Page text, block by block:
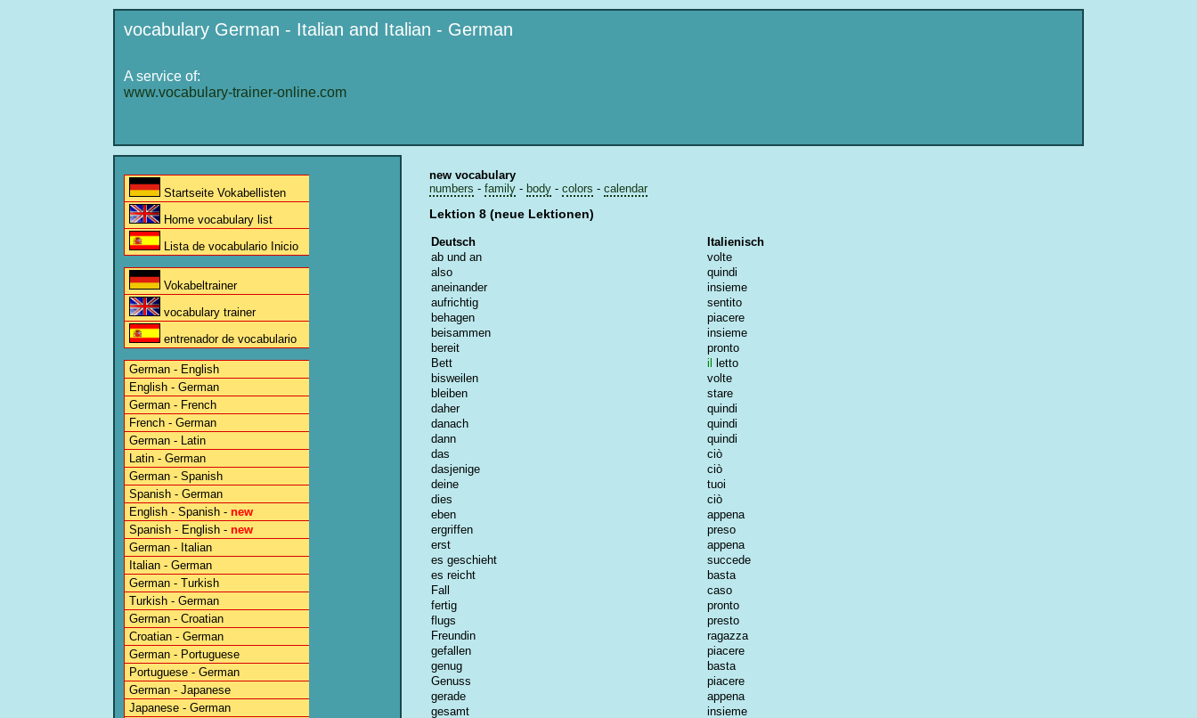
vocabulary German - Italian and Italian - German
A service of:
www.vocabulary-trainer-online.com
Startseite Vokabellisten
Home vocabulary list
Lista de vocabulario Inicio
Vokabeltrainer
vocabulary trainer
entrenador de vocabulario
German - English
English - German
German - French
French - German
German - Latin
Latin - German
German - Spanish
Spanish - German
English - Spanish - new
Spanish - English - new
German - Italian
Italian - German
German - Turkish
Turkish - German
German - Croatian
Croatian - German
German - Portuguese
Portuguese - German
German - Japanese
Japanese - German
new vocabulary
numbers - family - body - colors - calendar
Lektion 8 (neue Lektionen)
Deutsch
Italienisch
ab und an
volte
also
quindi
aneinander
insieme
aufrichtig
sentito
behagen
piacere
beisammen
insieme
bereit
pronto
Bett
il
letto
bisweilen
volte
bleiben
stare
daher
quindi
danach
quindi
dann
quindi
das
ciò
dasjenige
ciò
deine
tuoi
dies
ciò
eben
appena
ergriffen
preso
erst
appena
es geschieht
succede
es reicht
basta
Fall
caso
fertig
pronto
flugs
presto
Freundin
ragazza
gefallen
piacere
genug
basta
Genuss
piacere
gerade
appena
gesamt
insieme